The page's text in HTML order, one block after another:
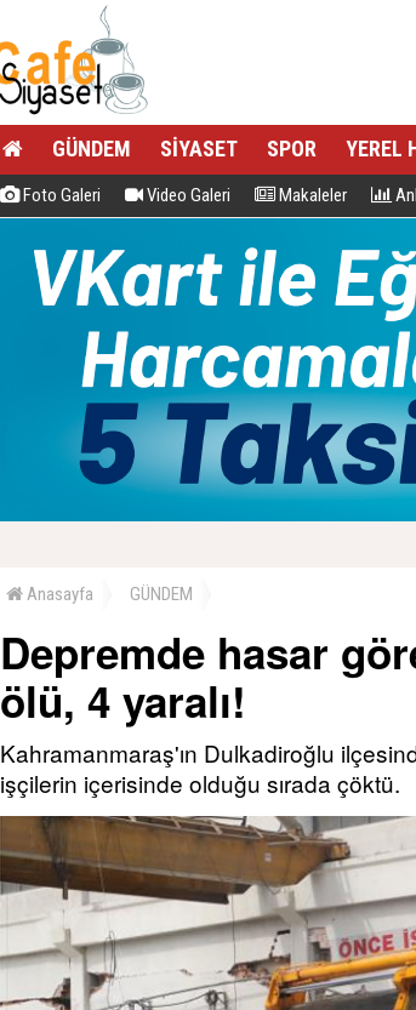
GÜNDEM SİYASET SPOR YEREL
Foto Galeri Video Galeri Makaleler
Anasayfa GÜNDEM
Depremde hasar
ölü, 4 yaralı!
Kahramanmaraş'ın Dulkadiroğlu
işçilerin içerisinde olduğu sırada çöktü.